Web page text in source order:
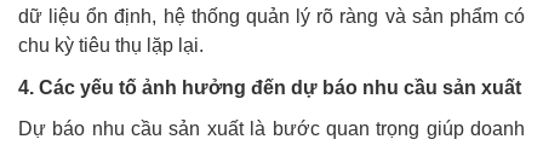
dữ liệu ổn định, hệ thống quản lý rõ ràng và sản phẩm có
chu kỳ tiêu thụ lặp lại.
4. Các yếu tố ảnh hưởng đến dự báo nhu cầu sản xuất
Dự báo nhu cầu sản xuất là bước quan trọng giúp doanh